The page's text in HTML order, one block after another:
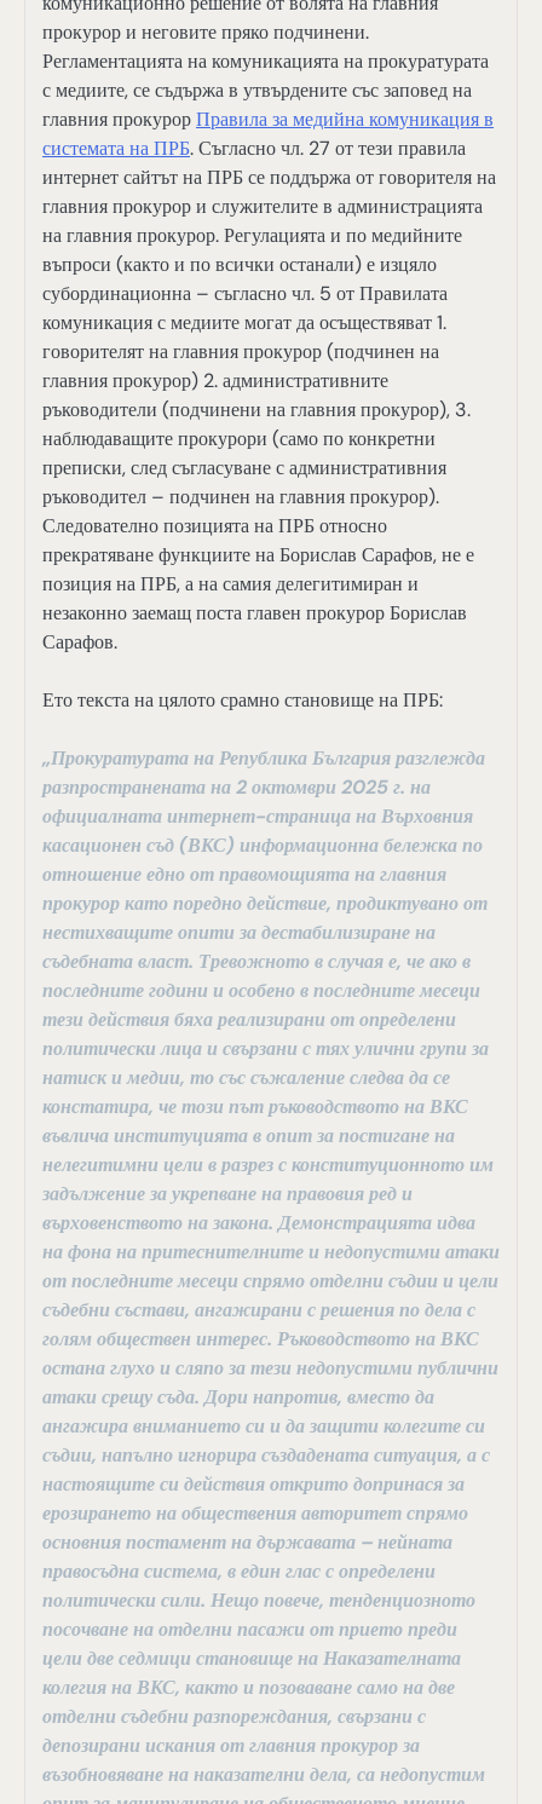
прокурор и неговите пряко подчинени.
Регламентацията на комуникацията на прокуратурата
с медиите, се съдържа в утвърдените със заповед на
главния прокурорПравила за медийна комуникация в
системата на ПРБ. Съгласно чл. 27 от тези правила
интернет сайтът на ПРБ се поддържа от говорителя на
главния прокурор и служителите в администрацията
на главния прокурор. Регулацията и по медийните
въпроси (както и по всички останали) е изцяло
субординационна – съгласно чл. 5 от Правилата
комуникация с медиите могат да осъществяват 1.
говорителят на главния прокурор (подчинен на
главния прокурор) 2. административните
ръководители (подчинени на главния прокурор), 3.
наблюдаващите прокурори (само по конкретни
преписки, след съгласуване с административния
ръководител – подчинен на главния прокурор).
Следователно позицията на ПРБ относно
прекратяване функциите на Борислав Сарафов, не е
позиция на ПРБ, а на самия делегитимиран и
незаконно заемащ поста главен прокурор Борислав
Сарафов.
Ето текста на цялото срамно становище на ПРБ:
„Прокуратурата на Република България разглежда
разпространената на 2 октомври 2025 г. на
официалната интернет-страница на Върховния
касационен съд (ВКС) информационна бележка по
отношение едно от правомощията на главния
прокурор като поредно действие, продиктувано от
нестихващите опити за дестабилизиране на
съдебната власт. Тревожното в случая е, че ако в
последните години и особено в последните месеци
тези действия бяха реализирани от определени
политически лица и свързани с тях улични групи за
натиск и медии, то със съжаление следва да се
констатира, че този път ръководството на ВКС
въвлича институцията в опит за постигане на
нелегитимни цели в разрез с конституционното им
задължение за укрепване на правовия ред и
върховенството на закона. Демонстрацията идва
на фона на притеснителните и недопустими атаки
от последните месеци спрямо отделни съдии и цели
съдебни състави, ангажирани с решения по дела с
голям обществен интерес. Ръководството на ВКС
остана глухо и сляпо за тези недопустими публични
атаки срещу съда. Дори напротив, вместо да
ангажира вниманието си и да защити колегите си
съдии, напълно игнорира създадената ситуация, а с
настоящите си действия открито допринася за
ерозирането на обществения авторитет спрямо
основния постамент на държавата – нейната
правосъдна система, в един глас с определени
политически сили. Нещо повече, тенденциозното
посочване на отделни пасажи от прието преди
цели две седмици становище на Наказателната
колегия на ВКС, както и позоваване само на две
отделни съдебни разпореждания, свързани с
депозирани искания от главния прокурор за
възобновяване на наказателни дела, са недопустим